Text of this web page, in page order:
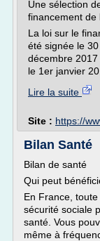
Une sélection
financement de
La loi sur le
été signée le
décembre
le 1er janvier
Lire la suite
Site : https://
Bilan Santé
Bilan de santé
Qui peut
En France,
sécurité sociale
santé. Vous
même à